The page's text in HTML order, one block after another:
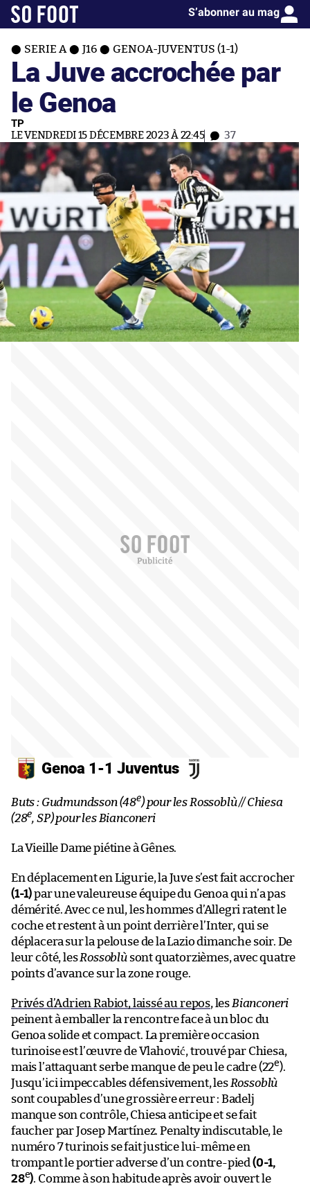
S’abonner au mag
SERIE A J16 GENOA-JUVENTUS (1-1)
La Juve accrochée par
le Genoa
TP
LE VENDREDI 15 DÉCEMBRE 2023 À 22:45 37
Genoa 1-1 Juventus
Buts : Gudmundsson (48e) pour les Rossoblù // Chiesa
(28e, SP) pour les Bianconeri
La Vieille Dame piétine à Gênes.
En déplacement en Ligurie, la Juve s’est fait accrocher
(1-1)par une valeureuse équipe du Genoa qui n’a pas
démérité. Avec ce nul, les hommes d’Allegri ratent le
coche et restent à un point derrière l’Inter, qui se
déplacera sur la pelouse de la Lazio dimanche soir. De
leur côté, lesRossoblùsont quatorzièmes, avec quatre
points d’avance sur la zone rouge.
Privés d’Adrien Rabiot, laissé au repos, les Bianconeri
peinent à emballer la rencontre face à un bloc du
Genoa solide et compact. La première occasion
turinoise est l’œuvre de Vlahović, trouvé par Chiesa,
mais l’attaquant serbe manque de peu le cadre (22e).
Jusqu’ici impeccables défensivement, les Rossoblù
sont coupables d’une grossière erreur : Badelj
manque son contrôle, Chiesa anticipe et se fait
faucher par Josep Martínez. Penalty indiscutable, le
numéro 7 turinois se fait justice lui-même en
trompant le portier adverse d’un contre-pied (0-1,
28e). Comme à son habitude après avoir ouvert le